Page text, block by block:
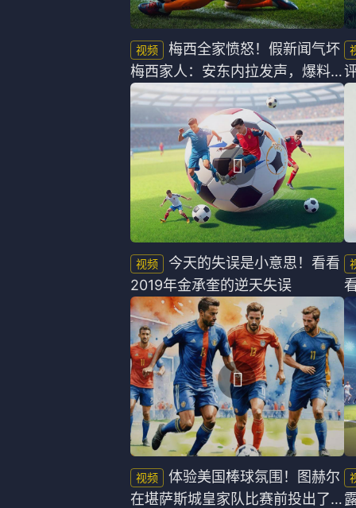
梅西全家愤怒！假新闻气坏
梅西家人：安东内拉发声，爆料
女星要惨
今天的失误是小意思！看看
2019年金承奎的逆天失误
体验美国棒球氛围！图赫尔
在堪萨斯城皇家队比赛前投出了